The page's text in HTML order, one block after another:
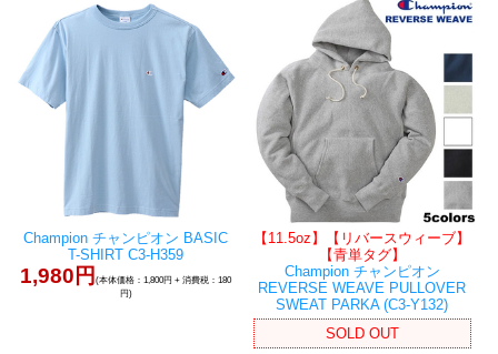
Champion チャンピオン BASIC
T-SHIRT C3-H359
1,980円(本体価格：1,800円 + 消費税：180
円)
【11.5oz】【リバースウィーブ】
【青単タグ】
Champion チャンピオン
REVERSE WEAVE PULLOVER
SWEAT PARKA (C3-Y132)
SOLD OUT